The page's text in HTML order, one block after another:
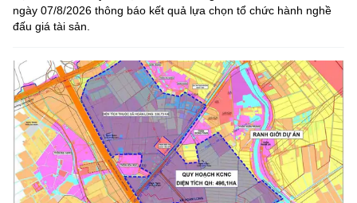
ngày 07/8/2026 thông báo kết quả lựa chọn tổ chức hành nghề
đấu giá tài sản.